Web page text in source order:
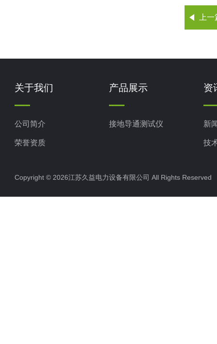
上
关于我们
公司简介
荣誉资质
产品展示
接地导通测试仪
资
新
技
Copyright © 2026江苏久益电力设备有限公司 All Rights